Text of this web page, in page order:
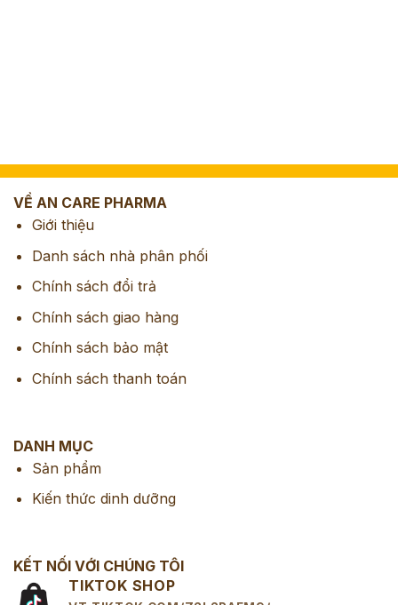
VỀ AN CARE PHARMA
Giới thiệu
Danh sách nhà phân phối
Chính sách đổi trả
Chính sách giao hàng
Chính sách bảo mật
Chính sách thanh toán
DANH MỤC
Sản phẩm
Kiến thức dinh dưỡng
KẾT NỐI VỚI CHÚNG TÔI
TIKTOK SHOP